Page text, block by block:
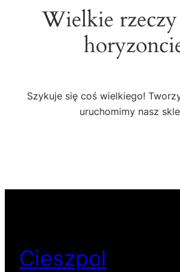
Wielkie rzeczy
Szykuje się coś wielkiego!
uruchomimy nasz
Cieszpol